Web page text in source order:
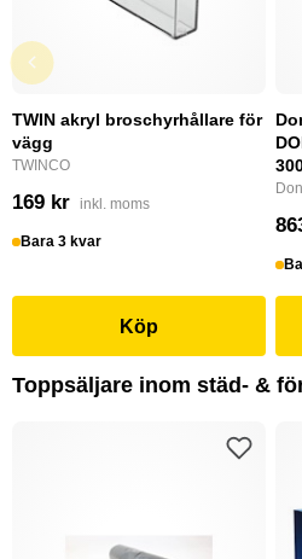
TWIN akryl broschyrhållare för
vägg
TWINCO
169 kr inkl. moms
Bara 3 kvar
Köp
Toppsäljare inom städ- &